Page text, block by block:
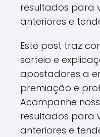
resultados para
anteriores e
Este post traz
sorteio e
apostadores a
premiação e
Acompanhe
resultados para
anteriores e